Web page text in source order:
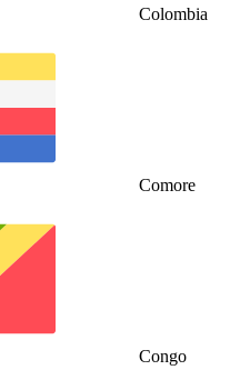
Colombia
Comore
Congo